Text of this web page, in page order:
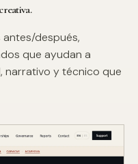
después,
que ayudan a
narrativo y técnico que